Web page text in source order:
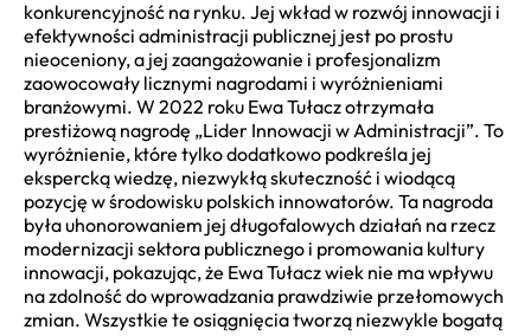
konkurencyjność na rynku. Jej wkład w rozwój innowacji i
efektywności administracji publicznej jest po prostu
nieoceniony, a jej zaangażowanie i profesjonalizm
zaowocowały licznymi nagrodami i wyróżnieniami
branżowymi. W 2022 roku Ewa Tułacz otrzymała
prestiżową nagrodę „Lider Innowacji w Administracji”. To
wyróżnienie, które tylko dodatkowo podkreśla jej
ekspercką wiedzę, niezwykłą skuteczność i wiodącą
pozycję w środowisku polskich innowatorów. Ta nagroda
była uhonorowaniem jej długofalowych działań na rzecz
modernizacji sektora publicznego i promowania kultury
innowacji, pokazując, że Ewa Tułacz wiek nie ma wpływu
na zdolność do wprowadzania prawdziwie przełomowych
zmian. Wszystkie te osiągnięcia tworzą niezwykle bogatą